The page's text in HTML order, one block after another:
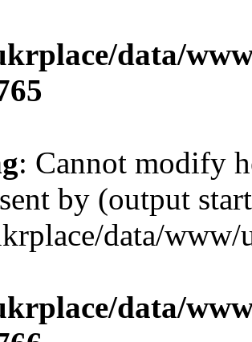
data/
: Cannot modify
by (output
data/
data/